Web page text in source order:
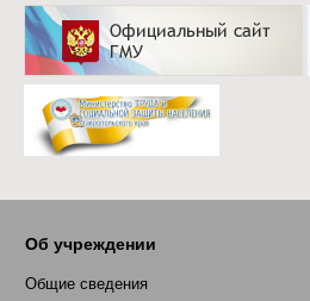
Об учреждении
Общие сведения